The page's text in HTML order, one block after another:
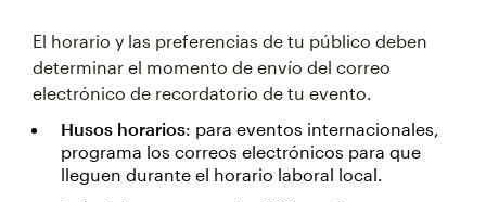
El horario y las preferencias de tu público deben
determinar el momento de envío del correo
electrónico de recordatorio de tu evento.
Husos horarios: para eventos internacionales,
programa los correos electrónicos para que
lleguen durante el horario laboral local.